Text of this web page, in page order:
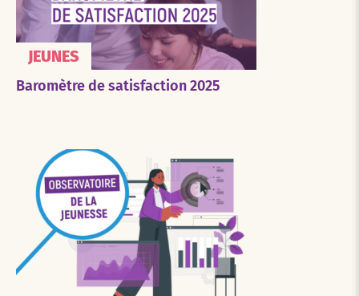
JEUNES
Baromètre de satisfaction 2025